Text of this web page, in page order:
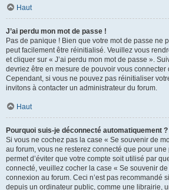
Haut
J’ai perdu mon mot de passe !
Pas de panique ! Bien que votre mot de passe ne
peut facilement être réinitialisé. Veuillez vous
et cliquer sur « J’ai perdu mon mot de passe ».
devriez être en mesure de pouvoir vous
Cependant, si vous ne pouvez pas réinitialiser
invitons à contacter un administrateur du forum.
Haut
Pourquoi suis-je déconnecté automatiquement ?
Si vous ne cochez pas la case « Se souvenir de
au forum, vous ne resterez connecté que pour
permet d’éviter que votre compte soit utilisé par
connecté, veuillez cocher la case « Se souvenir
connexion au forum. Ceci n’est pas recommandé
depuis un ordinateur public, comme une librairie,